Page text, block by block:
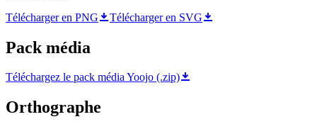
Télécharger en PNG
Télécharger en SVG
Pack média
Téléchargez le pack média Yoojo (.zip)
Orthographe